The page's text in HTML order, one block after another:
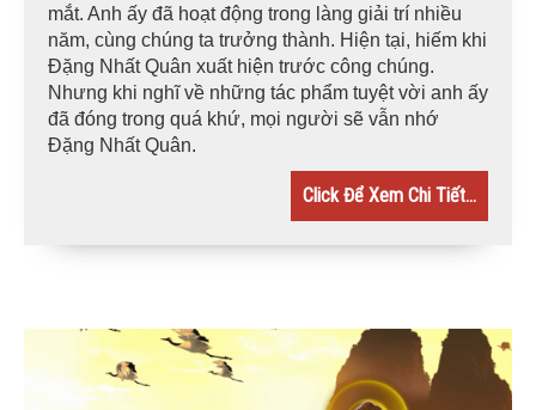
mắt. Anh ấy đã hoạt động trong làng giải trí nhiều
năm, cùng chúng ta trưởng thành. Hiện tại, hiếm khi
Đặng Nhất Quân xuất hiện trước công chúng.
Nhưng khi nghĩ về những tác phẩm tuyệt vời anh ấy
đã đóng trong quá khứ, mọi người sẽ vẫn nhớ
Đặng Nhất Quân.
Click Để Xem Chi Tiết...